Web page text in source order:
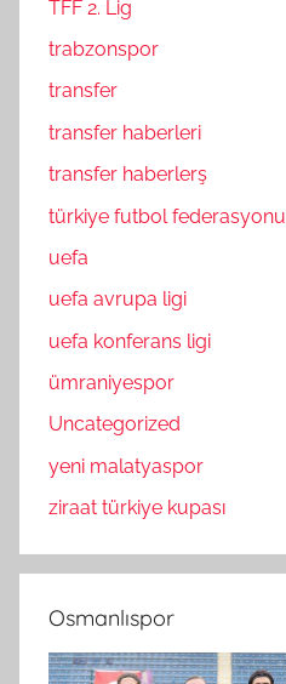
TFF 2. Lig
trabzonspor
transfer
transfer haberleri
transfer haberlerş
türkiye futbol federasyonu
uefa
uefa avrupa ligi
uefa konferans ligi
ümraniyespor
Uncategorized
yeni malatyaspor
ziraat türkiye kupası
Osmanlıspor